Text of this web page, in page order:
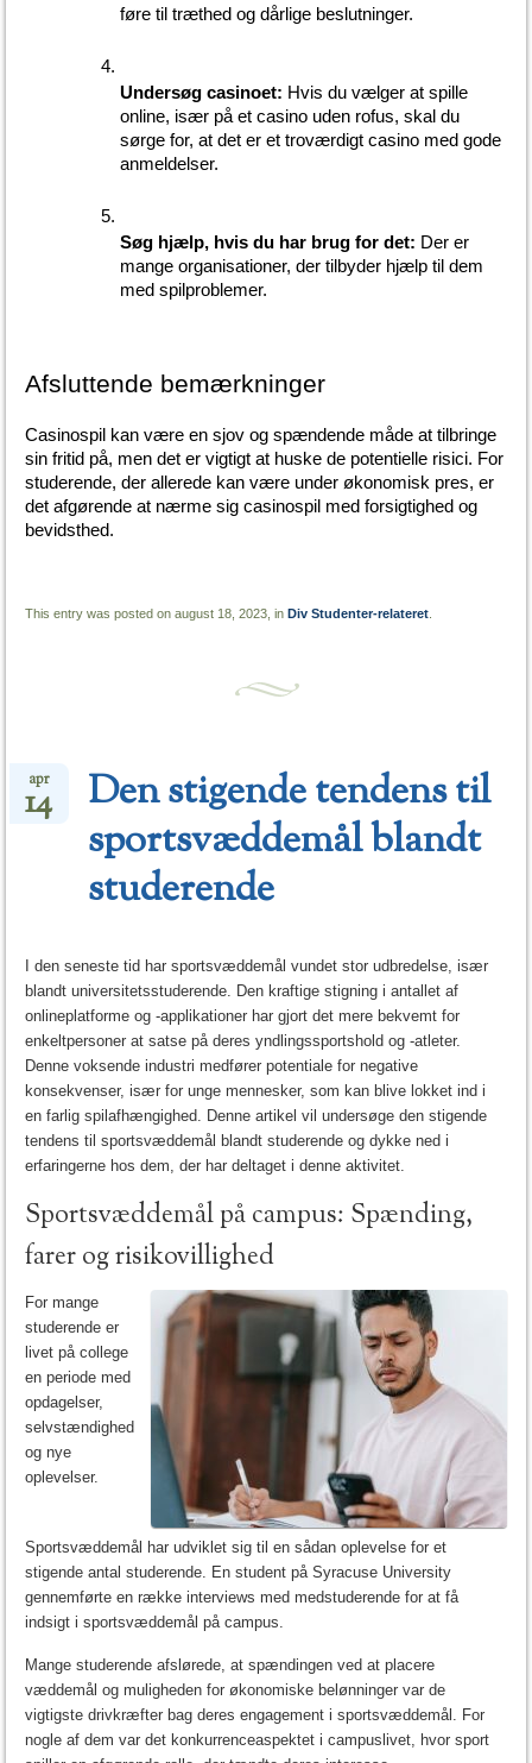
føre til træthed og dårlige beslutninger.
Undersøg casinoet: Hvis du vælger at spille
online, især på et casino uden rofus, skal du
sørge for, at det er et troværdigt casino med gode
anmeldelser.
Søg hjælp, hvis du har brug for det: Der er
mange organisationer, der tilbyder hjælp til dem
med spilproblemer.
Afsluttende bemærkninger
Casinospil kan være en sjov og spændende måde at tilbringe
sin fritid på, men det er vigtigt at huske de potentielle risici. For
studerende, der allerede kan være under økonomisk pres, er
det afgørende at nærme sig casinospil med forsigtighed og
bevidsthed.
This entry was posted on august 18, 2023, in Div Studenter-relateret.
Den stigende tendens til
sportsvæddemål blandt
studerende
apr
14
I den seneste tid har sportsvæddemål vundet stor udbredelse, især
blandt universitetsstuderende. Den kraftige stigning i antallet af
onlineplatforme og -applikationer har gjort det mere bekvemt for
enkeltpersoner at satse på deres yndlingssportshold og -atleter.
Denne voksende industri medfører potentiale for negative
konsekvenser, især for unge mennesker, som kan blive lokket ind i
en farlig spilafhængighed. Denne artikel vil undersøge den stigende
tendens til sportsvæddemål blandt studerende og dykke ned i
erfaringerne hos dem, der har deltaget i denne aktivitet.
Sportsvæddemål på campus: Spænding,
farer og risikovillighed
For mange
studerende er
livet på college
en periode med
opdagelser,
selvstændighed
og nye
oplevelser.
Sportsvæddemål har udviklet sig til en sådan oplevelse for et
stigende antal studerende. En student på Syracuse University
gennemførte en række interviews med medstuderende for at få
indsigt i sportsvæddemål på campus.
Mange studerende afslørede, at spændingen ved at placere
væddemål og muligheden for økonomiske belønninger var de
vigtigste drivkræfter bag deres engagement i sportsvæddemål. For
nogle af dem var det konkurrenceaspektet i campuslivet, hvor sport